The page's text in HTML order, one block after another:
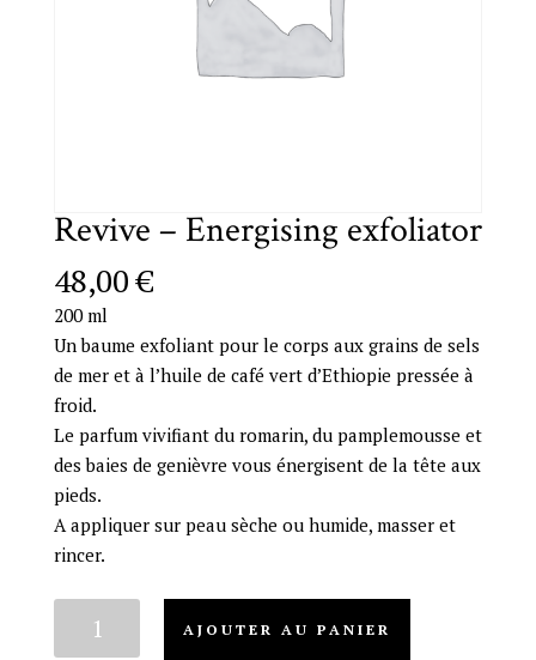
Revive – Energising exfoliator
48,00€
200 ml
Un baume exfoliant pour le corps aux grains de sels
de mer et à l’huile de café vert d’Ethiopie pressée à
froid.
Le parfum vivifiant du romarin, du pamplemousse et
des baies de genièvre vous énergisent de la tête aux
pieds.
A appliquer sur peau sèche ou humide, masser et
rincer.
AJOUTER AU PANIER